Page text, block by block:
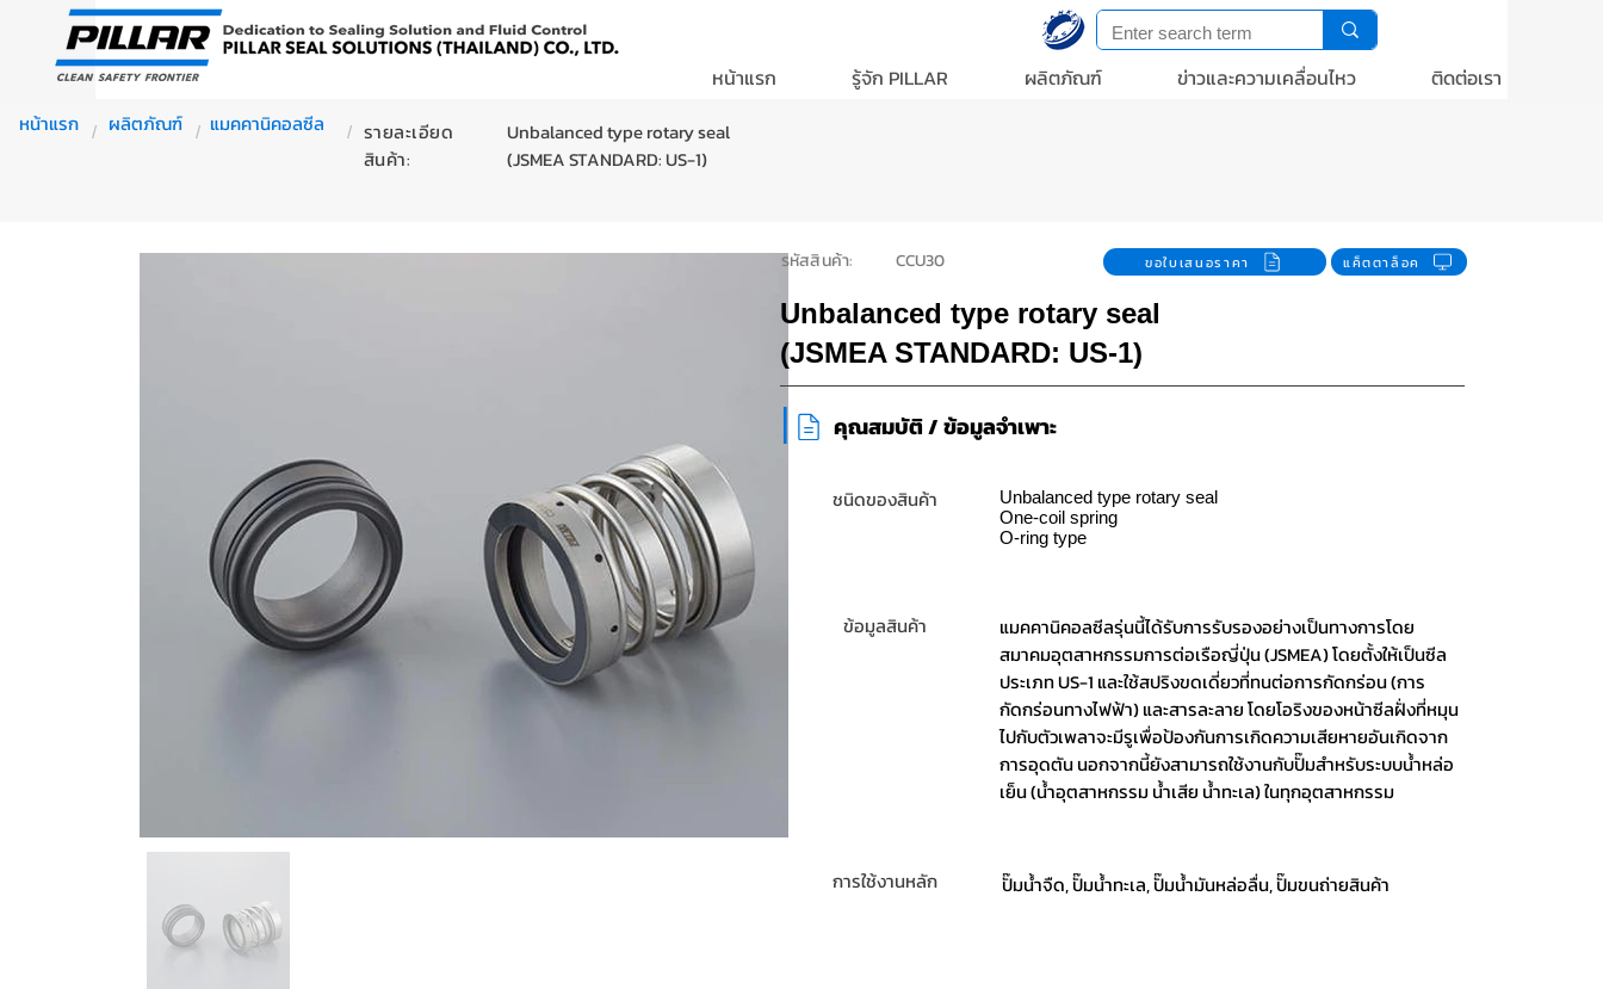
หน้าแรก รู้จัก PILLAR ผลิตภัณฑ์ ข่าวและความเคลื่อนไหว ติดต่อเรา
หน้าแรก / ผลิตภัณฑ์ / แมคคานิคอลซีล / รายละเอียด
สินค้า:
Unbalanced type rotary seal
(JSMEA STANDARD: US-1)
รหัสสินค้า: CCU30 ขอใบเสนอราคา แค็ตตาล็อค
Unbalanced type rotary seal
(JSMEA STANDARD: US-1)
| ​คุณสมบัติ / ข้อมูลจำเพาะ
ชนิดของสินค้า
Unbalanced type rotary seal
One-coil spring
O-ring type
ข้อมูลสินค้า
แมคคานิคอลซีลรุ่นนี้ได้รับการรับรองอย่างเป็นทางการโดย
สมาคมอุตสาหกรรมการต่อเรือญี่ปุ่น (JSMEA) โดยตั้งให้เป็นซีล
ประเภท US-1 และใช้สปริงขดเดี่ยวที่ทนต่อการกัดกร่อน (การ
กัดกร่อนทางไฟฟ้า) และสารละลาย โดยโอริงของหน้าซีลฝั่งที่หมุน
ไปกับตัวเพลาจะมีรูเพื่อป้องกันการเกิดความเสียหายอันเกิดจาก
การอุดตัน นอกจากนี้ยังสามารถใช้งานกับปั๊มสำหรับระบบน้ำหล่อ
เย็น (น้ำอุตสาหกรรม น้ำเสีย น้ำทะเล) ในทุกอุตสาหกรรม
การใช้งานหลัก ปั๊มน้ำจืด, ปั๊มน้ำทะเล, ปั๊มน้ำมันหล่อลื่น, ปั๊มขนถ่ายสินค้า